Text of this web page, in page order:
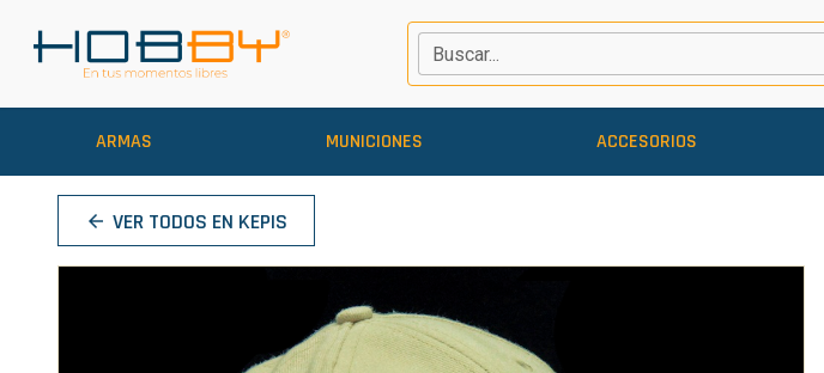
Buscar...
ARMAS MUNICIONES ACCESORIOS
arrow_back VER TODOS EN KEPIS